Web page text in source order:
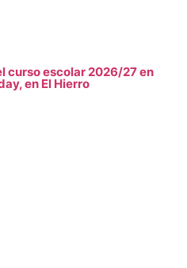
curso escolar 2026/27 en
en El Hierro